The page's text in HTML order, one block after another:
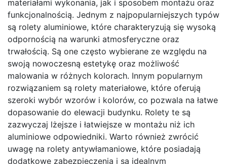
materiałami wykonania, jak i sposobem montażu oraz
funkcjonalnością. Jednym z najpopularniejszych typów
są rolety aluminiowe, które charakteryzują się wysoką
odpornością na warunki atmosferyczne oraz
trwałością. Są one często wybierane ze względu na
swoją nowoczesną estetykę oraz możliwość
malowania w różnych kolorach. Innym popularnym
rozwiązaniem są rolety materiałowe, które oferują
szeroki wybór wzorów i kolorów, co pozwala na łatwe
dopasowanie do elewacji budynku. Rolety te są
zazwyczaj lżejsze i łatwiejsze w montażu niż ich
aluminiowe odpowiedniki. Warto również zwrócić
uwagę na rolety antywłamaniowe, które posiadają
dodatkowe zabezpieczenia i są idealnym